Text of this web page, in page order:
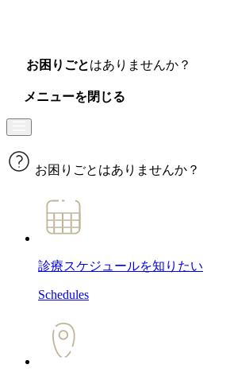
お困りごとはありませんか？
メニューを閉じる
お困りごとはありませんか？
診療スケジュールを知りたい
Schedules